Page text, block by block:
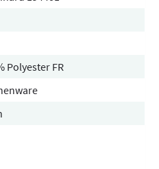
Polyester FR